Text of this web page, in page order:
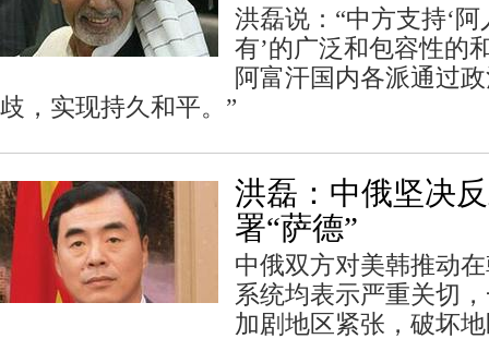
洪磊说：“中方支持‘
有’的广泛和包容性的
阿富汗国内各派通过
歧，实现持久和平。”
洪磊：中俄坚决
署“萨德”
中俄双方对美韩推动
系统均表示严重关切
加剧地区紧张，破坏